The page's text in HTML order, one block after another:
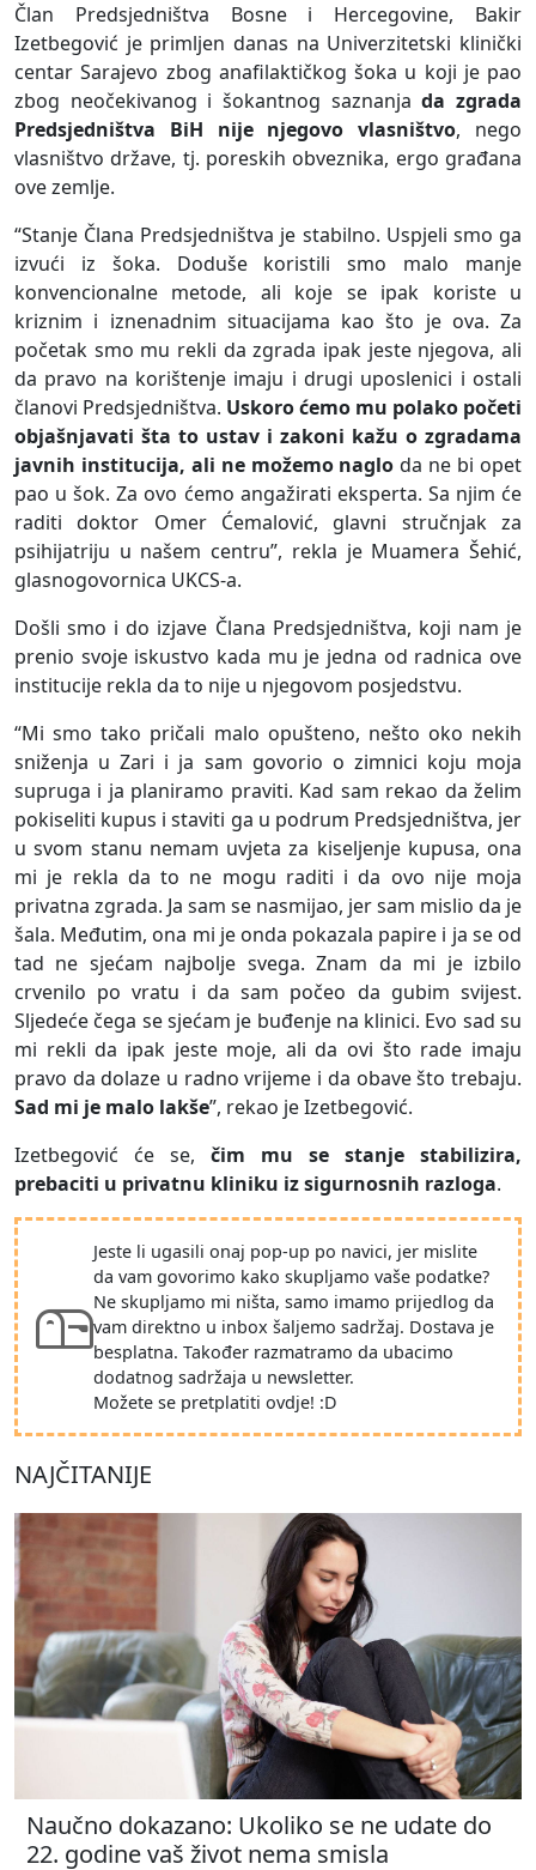
Član Predsjedništva Bosne i Hercegovine, Bakir
Izetbegović je primljen danas na Univerzitetski klinički
centar Sarajevo zbog anafilaktičkog šoka u koji je pao
zbog neočekivanog i šokantnog saznanjada zgrada
Predsjedništva BiH nije njegovo vlasništvo, nego
vlasništvo države, tj. poreskih obveznika, ergo građana
ove zemlje.
“Stanje Člana Predsjedništva je stabilno. Uspjeli smo ga
izvući iz šoka. Doduše koristili smo malo manje
konvencionalne metode, ali koje se ipak koriste u
kriznim i iznenadnim situacijama kao što je ova. Za
početak smo mu rekli da zgrada ipak jeste njegova, ali
da pravo na korištenje imaju i drugi uposlenici i ostali
članovi Predsjedništva. Uskoro ćemo mu polako početi
objašnjavati šta to ustav i zakoni kažu o zgradama
javnih institucija, ali ne možemo naglo da ne bi opet
pao u šok. Za ovo ćemo angažirati eksperta. Sa njim će
raditi doktor Omer Ćemalović, glavni stručnjak za
psihijatriju u našem centru”, rekla je Muamera Šehić,
glasnogovornica UKCS-a.
Došli smo i do izjave Člana Predsjedništva, koji nam je
prenio svoje iskustvo kada mu je jedna od radnica ove
institucije rekla da to nije u njegovom posjedstvu.
“Mi smo tako pričali malo opušteno, nešto oko nekih
sniženja u Zari i ja sam govorio o zimnici koju moja
supruga i ja planiramo praviti. Kad sam rekao da želim
pokiseliti kupus i staviti ga u podrum Predsjedništva, jer
u svom stanu nemam uvjeta za kiseljenje kupusa, ona
mi je rekla da to ne mogu raditi i da ovo nije moja
privatna zgrada. Ja sam se nasmijao, jer sam mislio da je
šala. Međutim, ona mi je onda pokazala papire i ja se od
tad ne sjećam najbolje svega. Znam da mi je izbilo
crvenilo po vratu i da sam počeo da gubim svijest.
Sljedeće čega se sjećam je buđenje na klinici. Evo sad su
mi rekli da ipak jeste moje, ali da ovi što rade imaju
pravo da dolaze u radno vrijeme i da obave što trebaju.
Sad mi je malo lakše”, rekao je Izetbegović.
Izetbegović će se, čim mu se stanje stabilizira,
prebaciti u privatnu kliniku iz sigurnosnih razloga.
Jeste li ugasili onaj pop-up po navici, jer mislite
da vam govorimo kako skupljamo vaše podatke?
Ne skupljamo mi ništa, samo imamo prijedlog da
vam direktno u inbox šaljemo sadržaj. Dostava je
besplatna. Također razmatramo da ubacimo
dodatnog sadržaja u newsletter.
Možete se pretplatiti ovdje! :D
NAJČITANIJE
Naučno dokazano: Ukoliko se ne udate do
22. godine vaš život nema smisla